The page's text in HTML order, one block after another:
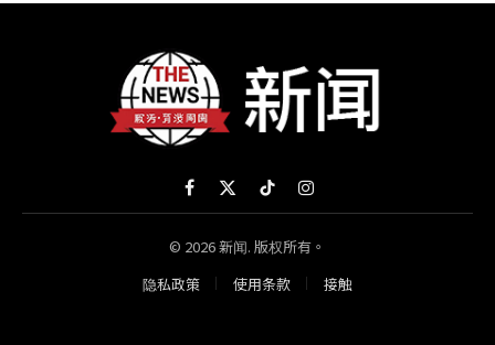
Facebook
X
(Twitter)
TikTokInstagram
© 2026 新闻. 版权所有。
隐私政策
使用条款 接触